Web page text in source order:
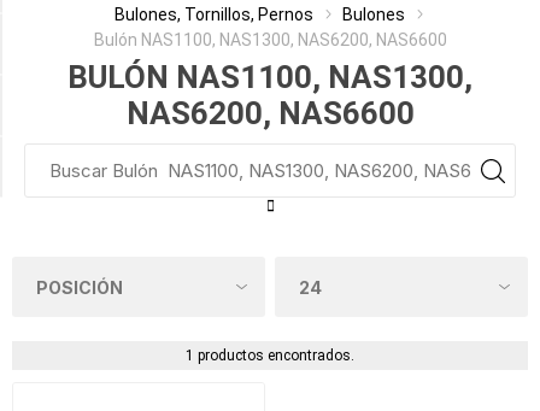
Bulones, Tornillos, Pernos
Bulones
Bulón NAS1100, NAS1300, NAS6200, NAS6600
BULÓN NAS1100, NAS1300,
NAS6200, NAS6600
1 productos encontrados.
Largo Vástago
Diámetro
Perforación